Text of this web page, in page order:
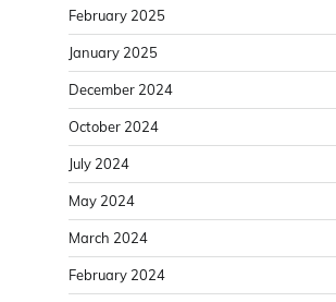
February 2025
January 2025
December 2024
October 2024
July 2024
May 2024
March 2024
February 2024